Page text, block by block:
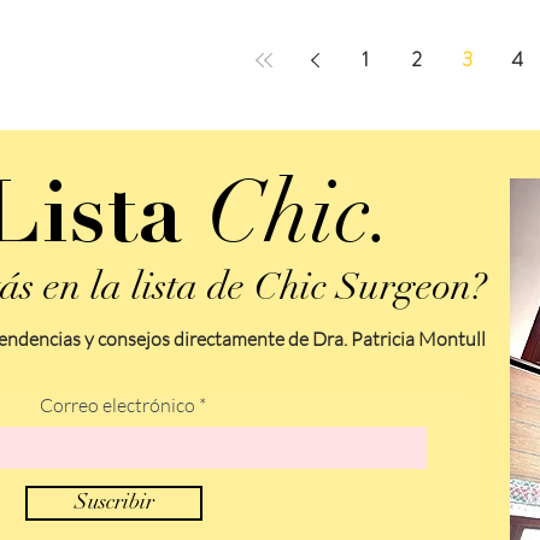
1 2 3 4
Chic.
en la lista de Chic Surgeon?
Correo electrónico
Suscribir
y consejos directamente de Dra. Patricia Montull